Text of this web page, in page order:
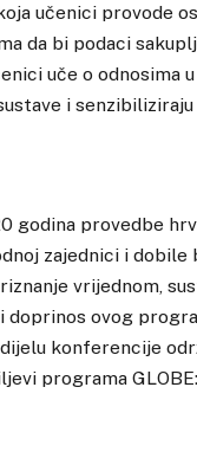
učenici provode
da bi podaci
uče o odnosima
i
godina provedbe
zajednici i dobile
vrijednom,
doprinos ovog
konferencije
programa GLOBE: